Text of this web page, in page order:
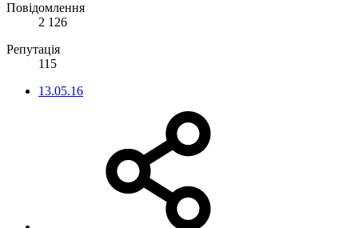
Повідомлення
2 126
Репутація
115
13.05.16